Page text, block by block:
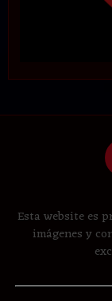
Esta website es
imágenes y